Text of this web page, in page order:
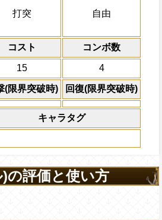
打突 自由
コスト コンボ数
15 4
(限界突破時) 回復(限界突破時)
キャラタグ
のスロットを
にし、2ターンの間
上限突破
船長効果
キャラの攻撃を
にし、他の属性キャ
必殺技
ターン数：8
敵1体のHPを25%減
体力の上限を無視し
×30倍の全プレイヤー
(最大体力の2倍上限
えている時、体力満
になる)、全プレイヤ
クション
を30%下げ、自由タ
げる
上乗せ
Lv上限突破
の評価と使い方